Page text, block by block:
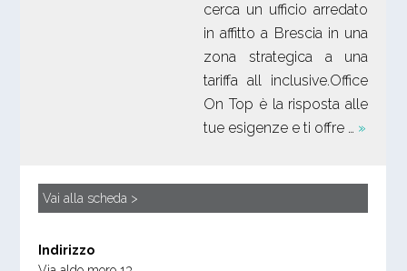
cerca un ufficio arredato
in affitto a Brescia in una
zona strategica a una
tariffa all inclusive.Office
On Top è la risposta alle
tue esigenze e ti offre … »
Vai alla scheda >
Indirizzo